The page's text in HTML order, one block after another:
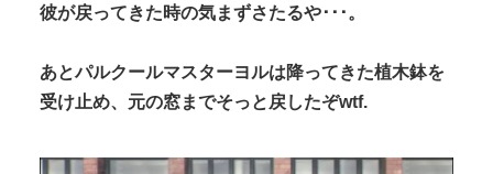
彼が戻ってきた時の気まずさたるや･･･。
あとパルクールマスターヨルは降ってきた植木鉢を
受け止め、元の窓までそっと戻したぞwtf.